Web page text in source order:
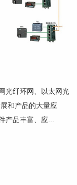
光纤环网、以太网光
产品丰富、应...